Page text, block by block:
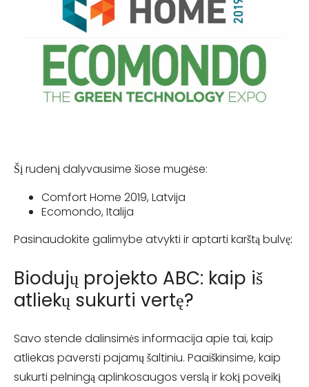
Šį rudenį dalyvausime šiose mugėse:
Comfort Home 2019, Latvija
Ecomondo, Italija
Pasinaudokite galimybe atvykti ir aptarti karštą bulvę:
Biodujų projekto ABC: kaip iš
atliekų sukurti vertę?
Savo stende dalinsimės informacija apie tai, kaip
atliekas paversti pajamų šaltiniu. Paaiškinsime, kaip
sukurti pelningą aplinkosaugos verslą ir kokį poveikį